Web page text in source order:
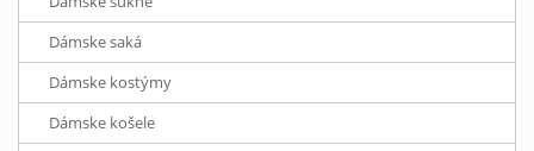
Dámske saká
Dámske kostýmy
Dámske košele